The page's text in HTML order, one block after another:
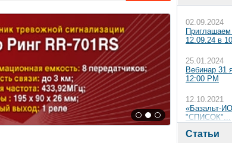
02.09.2024
12.09.24 в
25.01.2024
Вебинар 31
12:00 PM
12.10.2021
«Базальт-
"СПИСОК"...
Статьи